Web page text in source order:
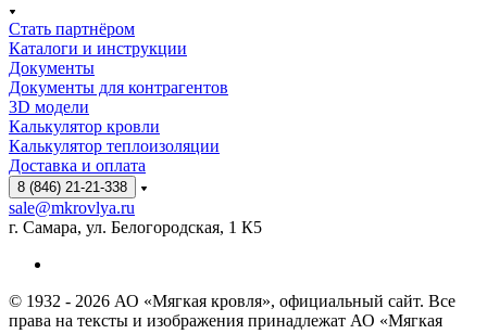
Стать партнёром
Каталоги и инструкции
Документы
Документы для контрагентов
3D модели
Калькулятор кровли
Калькулятор теплоизоляции
Доставка и оплата
8 (846) 21-21-338
sale@mkrovlya.ru
г. Самара, ул. Белогородская, 1 К5
© 1932 - 2026 АО «Мягкая кровля», официальный сайт. Все
права на тексты и изображения принадлежат АО «Мягкая